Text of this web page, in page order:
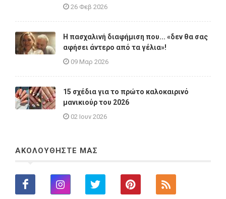
26 Φεβ 2026
Η πασχαλινή διαφήμιση που... «δεν θα σας
αφήσει άντερο από τα γέλια»!
09 Μαρ 2026
15 σχέδια για το πρώτο καλοκαιρινό
μανικιούρ του 2026
02 Ιουν 2026
ΑΚΟΛΟΥΘΗΣΤΕ ΜΑΣ